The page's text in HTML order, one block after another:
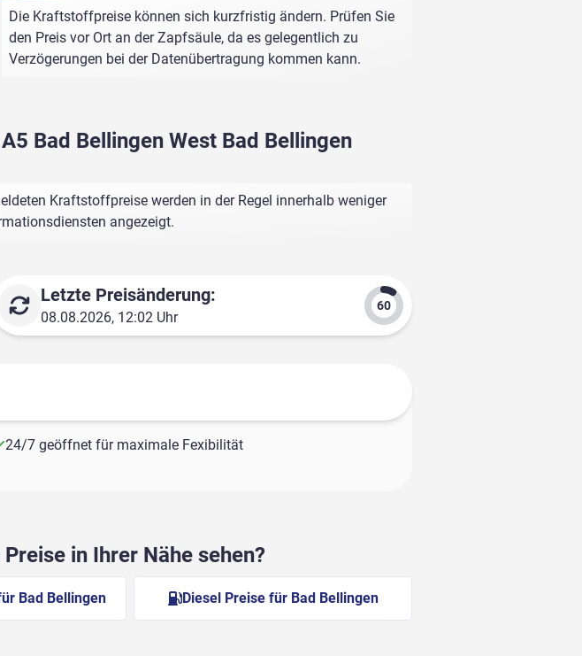
Die Kraftstoffpreise können sich kurzfristig ändern. Prüfen Sie
den Preis vor Ort an der Zapfsäule, da es gelegentlich zu
Verzögerungen bei der Datenübertragung kommen kann.
Bad Bellingen West Bad Bellingen
Kraftstoffpreise werden in der Regel innerhalb weniger
angezeigt.
Letzte Preisänderung:
08.08.2026, 12:02 Uhr
24/7 geöffnet für maximale Fexibilität
in Ihrer Nähe sehen?
Bad Bellingen Diesel Preise für Bad Bellingen